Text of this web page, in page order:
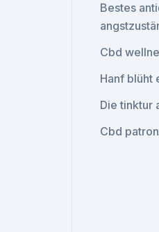
Bestes
Cbd
Hanf blüht
Die tinktur
Cbd